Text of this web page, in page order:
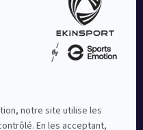
France depuis plus de
par la rédaction de